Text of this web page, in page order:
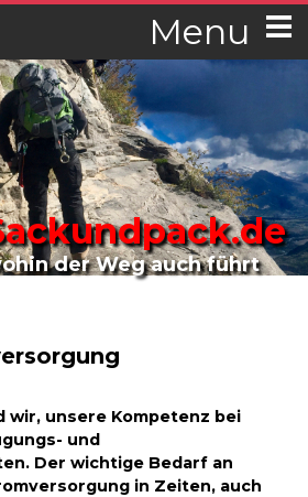
Menu
der Weg auch führt
wir, unsere Kompetenz bei
und
Der wichtige Bedarf an
in Zeiten, auch